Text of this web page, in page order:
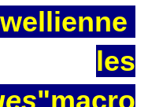
les
"macro